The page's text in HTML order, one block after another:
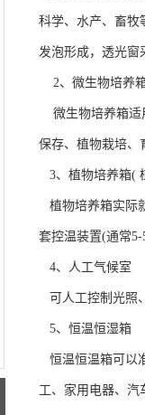
科学、水产、畜牧
发泡形成，透光
2、微生物培
微生物培养箱适
保存、植物栽培
3、植物培养箱
植物培养箱实际
套控温装置(通常
4、人工气候室
可人工控制光照
5、恒温恒湿箱
恒温恒温箱可以
工、家用电器、